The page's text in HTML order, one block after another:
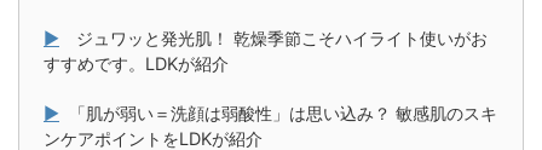
▶ ジュワッと発光肌！ 乾燥季節こそハイライト使いがお
すすめです。LDKが紹介
▶ 「肌が弱い＝洗顔は弱酸性」は思い込み？ 敏感肌のスキ
ンケアポイントをLDKが紹介